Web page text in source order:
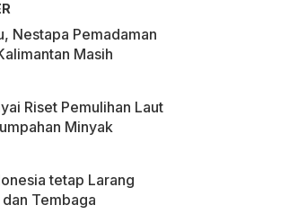
Nestapa Pemadaman
Masih
Riset Pemulihan Laut
Minyak
tetap Larang
Tembaga